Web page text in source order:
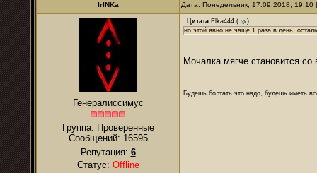
IrINKa Дата: Понедельник, 17.09.2018,
Генералиссимус
Группа: Проверенные
Сообщений: 16595
Репутация: 6
Статус: Offline
Цитата Elka444 (
)
но этой явно не чаще 1 раза в день,
Мочалка мягче становится со
Будешь болтать что надо, будешь иметь